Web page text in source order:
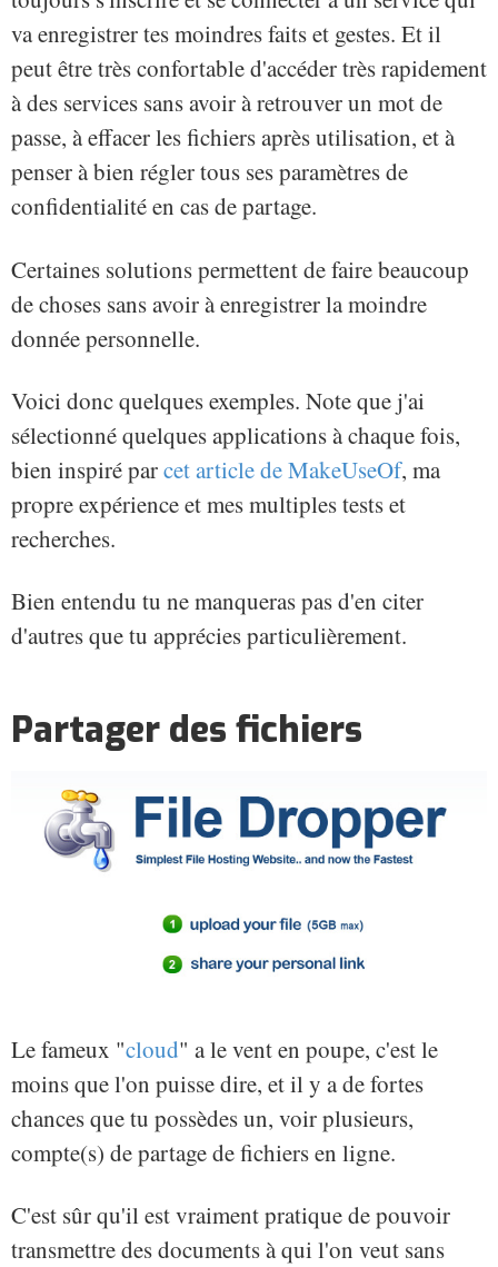
va enregistrer tes moindres faits et gestes. Et il
peut être très confortable d'accéder très rapidement
à des services sans avoir à retrouver un mot de
passe, à effacer les fichiers après utilisation, et à
penser à bien régler tous ses paramètres de
confidentialité en cas de partage.
Certaines solutions permettent de faire beaucoup
de choses sans avoir à enregistrer la moindre
donnée personnelle.
Voici donc quelques exemples. Note que j'ai
sélectionné quelques applications à chaque fois,
bien inspiré parcet article de MakeUseOf, ma
propre expérience et mes multiples tests et
recherches.
Bien entendu tu ne manqueras pas d'en citer
d'autres que tu apprécies particulièrement.
Partager des fichiers
Le fameux "cloud" a le vent en poupe, c'est le
moins que l'on puisse dire, et il y a de fortes
chances que tu possèdes un, voir plusieurs,
compte(s) de partage de fichiers en ligne.
C'est sûr qu'il est vraiment pratique de pouvoir
transmettre des documents à qui l'on veut sans